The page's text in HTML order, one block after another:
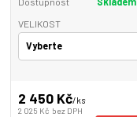
VELIKOST
2 450 Kč/ks
2 025 Kč bez DPH